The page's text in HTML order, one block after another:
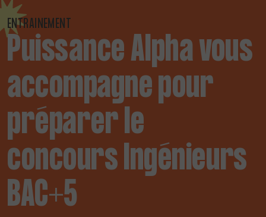
ENTRAINEMENT
Puissance Alpha vous
accompagne pour
préparer le
concours Ingénieurs
BAC+5